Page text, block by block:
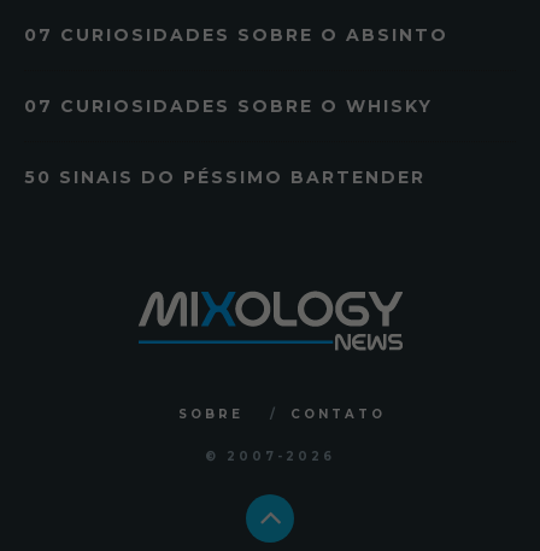
07 CURIOSIDADES SOBRE O ABSINTO
07 CURIOSIDADES SOBRE O WHISKY
50 SINAIS DO PÉSSIMO BARTENDER
SOBRE CONTATO
© 2007 -2026